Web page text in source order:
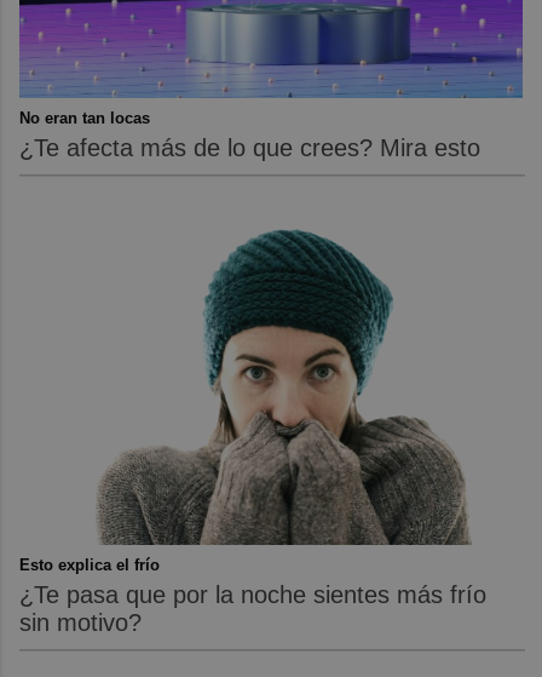
No eran tan locas
¿Te afecta más de lo que crees? Mira esto
Esto explica el frío
¿Te pasa que por la noche sientes más frío
sin motivo?